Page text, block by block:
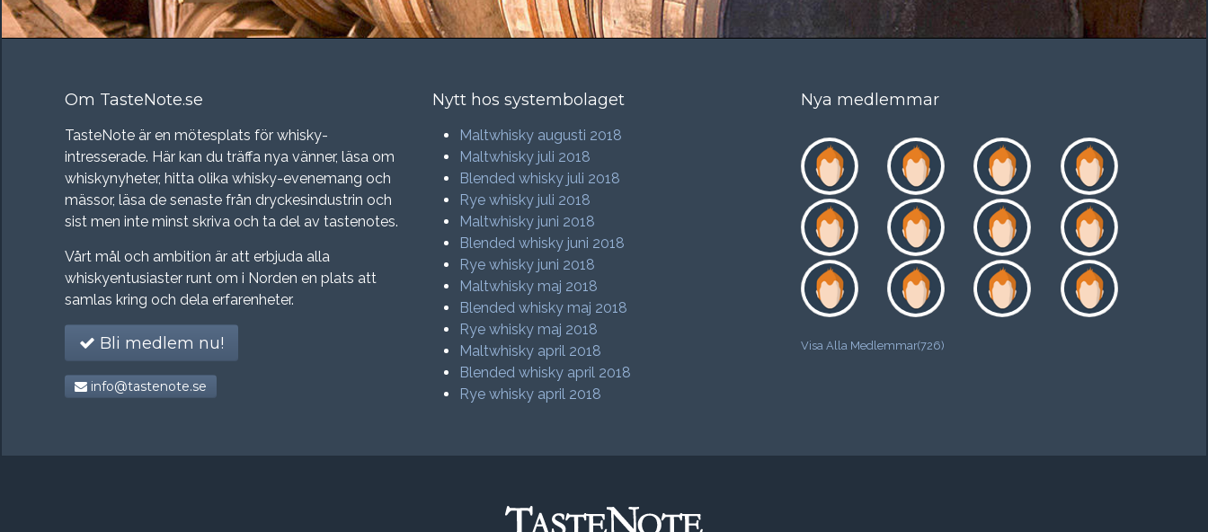
Om TasteNote.se
TasteNote är en mötesplats för whisky-
intresserade. Här kan du träffa nya vänner, läsa om
whiskynyheter, hitta olika whisky-evenemang och
mässor, läsa de senaste från dryckesindustrin och
sist men inte minst skriva och ta del av tastenotes.
Vårt mål och ambition är att erbjuda alla
whiskyentusiaster runt om i Norden en plats att
samlas kring och dela erfarenheter.
Bli medlem nu!
info@tastenote.se
Nytt hos systembolaget
Maltwhisky augusti 2018
Maltwhisky juli 2018
Blended whisky juli 2018
Rye whisky juli 2018
Maltwhisky juni 2018
Blended whisky juni 2018
Rye whisky juni 2018
Maltwhisky maj 2018
Blended whisky maj 2018
Rye whisky maj 2018
Maltwhisky april 2018
Blended whisky april 2018
Rye whisky april 2018
Nya medlemmar
Visa Alla Medlemmar(726)